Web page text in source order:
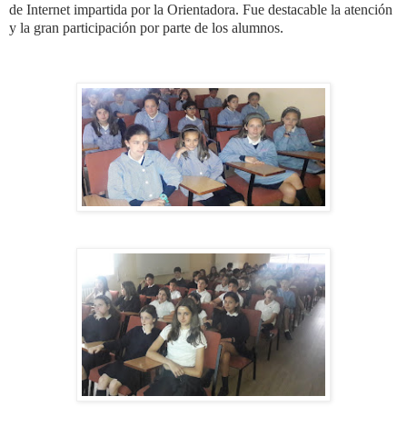
de Internet impartida por la Orientadora. Fue destacable la atención
y la gran participación por parte de los alumnos.